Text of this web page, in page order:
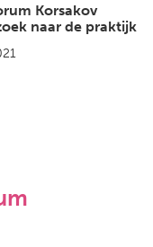
Korsakov
naar de praktijk